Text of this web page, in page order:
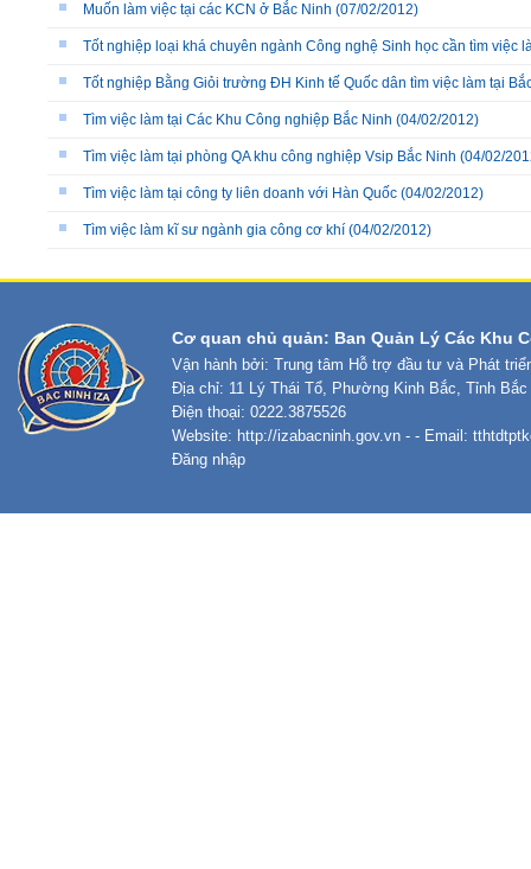
Muốn làm việc tại các KCN ở Bắc Ninh (07/02/2012)
Tốt nghiệp loại khá chuyên ngành Công nghệ Sinh học cần tìm việc
Tốt nghiệp Bằng Giỏi trường ĐH Kinh tế Quốc dân tìm việc làm tại
Tìm việc làm tại Các Khu Công nghiệp Bắc Ninh (04/02/2012)
Tìm việc làm tại phòng QA khu công nghiệp Vsip Bắc Ninh (04/02/
Tìm việc làm tại công ty liên doanh với Hàn Quốc (04/02/2012)
Tìm việc làm kĩ sư ngành gia công cơ khí (04/02/2012)
Cơ quan chủ quản: Ban Quản Lý Các Khu
Vận hành bởi: Trung tâm Hỗ trợ đầu tư và Phát
Địa chỉ: 11 Lý Thái Tổ, Phường Kinh Bắc, Tỉnh Bắc
Điện thoại: 0222.3875526
Website: http://izabacninh.gov.vn - - Email:
Đăng nhập